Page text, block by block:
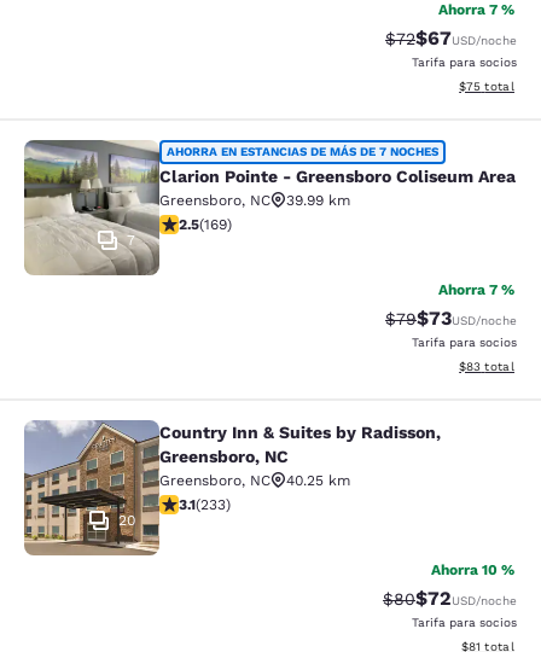
Ahorra 7 %
Precio tachado:
$72Precio con
$67USD/noche
Tarifa para socios
Ver detalles
$75 total
Clarion Pointe - Greensboro
7
AHORRA EN ESTANCIAS DE MÁS DE 7 NOCHES
Clarion Pointe - Greensboro Coliseum Area
Greensboro, NC
39.99 km
calificación de 2.46 estrellas. Feria. 169 reseñas
2.5(169)
Ahorra 7 %
Precio tachado:
$79Precio con
$73USD/noche
Tarifa para socios
Ver detalles
$83 total
Country Inn & Suites by Radisson,
20
Country Inn & Suites by Radisson,
Greensboro, NC
Greensboro, NC
40.25 km
calificación de 3.08 estrellas. Feria. 233 reseñas
3.1(233)
Ahorra 10 %
Precio tachado:
$80Precio con
$72USD/noche
Tarifa para socios
Ver detalles
$81 total